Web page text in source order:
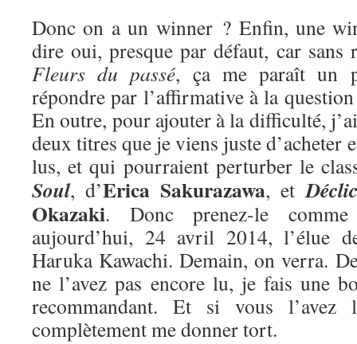
Donc on a un winner ? Enfin, une
dire oui, presque par défaut, car sans
Fleurs du passé, ça me paraît un
répondre par l’affirmative à la
En outre, pour ajouter à la difficulté,
deux titres que je viens juste d’acheter
lus, et qui pourraient perturber le
Soul, d’Erica Sakurazawa, et
Okazaki. Donc prenez-le
aujourd’hui, 24 avril 2014, l’élue
Haruka Kawachi. Demain, on verra.
ne l’avez pas encore lu, je fais une
recommandant. Et si vous l’avez
complètement me donner tort.